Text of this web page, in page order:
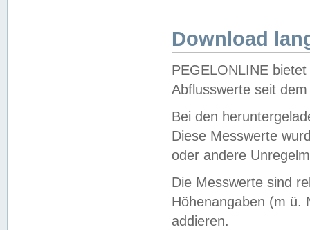
Download
PEGELONLINE
Abflusswerte seit
Bei den
Diese Messwerte
oder andere
Die Messwerte sind
Höhenangaben (m ü.
addieren.